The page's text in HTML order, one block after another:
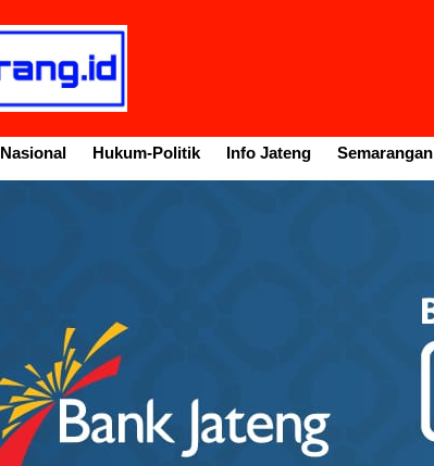
Nasional Hukum-Politik Info Jateng Semarangan